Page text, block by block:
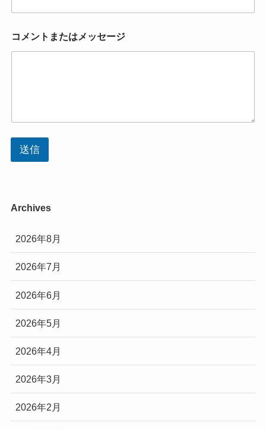
コメントまたはメッセージ
送信
Archives
2026年8月
2026年7月
2026年6月
2026年5月
2026年4月
2026年3月
2026年2月